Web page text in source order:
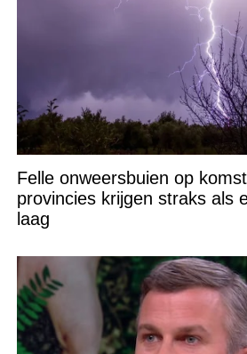
Felle onweersbuien op
provincies krijgen straks als
laag